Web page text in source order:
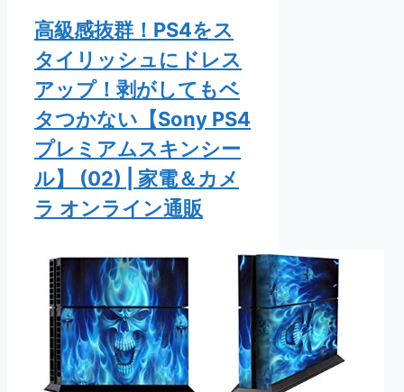
高級感抜群！PS4をス
タイリッシュにドレス
アップ！剥がしてもベ
タつかない【Sony PS4
プレミアムスキンシー
ル】 (02) | 家電＆カメ
ラ オンライン通販